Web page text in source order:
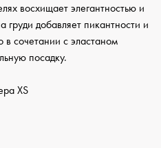
восхищает элегантностью и
груди добавляет пикантности и
сочетании с эластаном
посадку.
XS